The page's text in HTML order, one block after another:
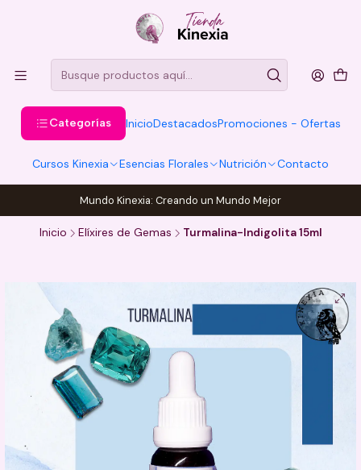
Categorías InicioDestacadosPromociones - Ofertas
Cursos Kinexia Esencias Florales Nutrición Contacto
Mundo Kinexia: Creando un Mundo Mejor
Inicio Elíxires de Gemas Turmalina-Indigolita 15ml